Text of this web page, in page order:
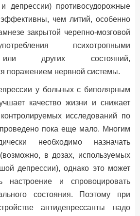
депрессии) противосудорожные
чем литий, особенно
закрытой черепно-мозговой
психотропными
других состояний,
поражением нервной системы.
у больных с биполярным
качество жизни и снижает
исследований по
пока еще мало. Многим
необходимо назначать
в дозах, используемых
депрессии), однако это может
настроение и спровоцировать
состояния. Поэтому при
антидепрессанты надо